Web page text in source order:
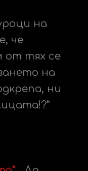
на
че
от тях се
на
ни